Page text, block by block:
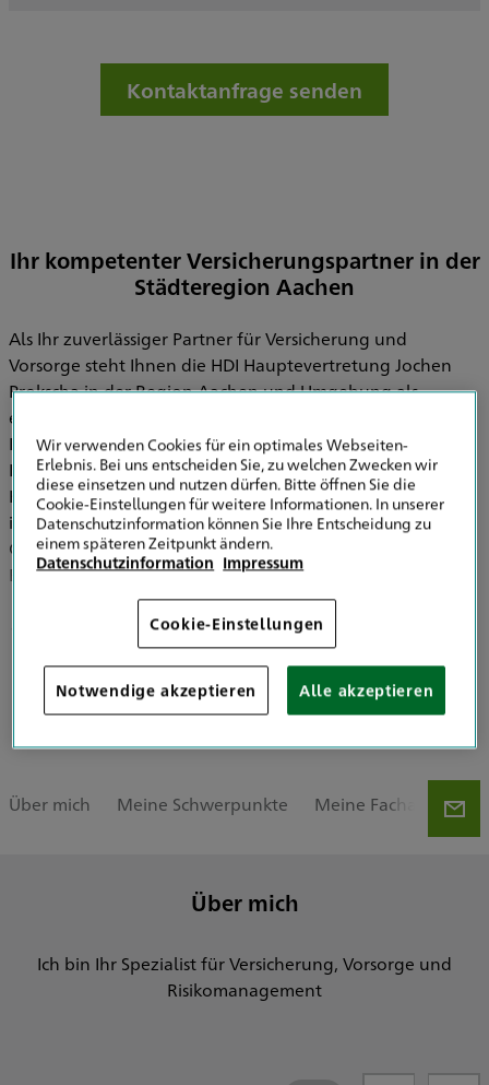
Kontaktanfrage senden
Ihr kompetenter Versicherungspartner in der
Städteregion Aachen
Als Ihr zuverlässiger Partner für Versicherung und
Vorsorge steht Ihnen die HDI Hauptevertretung Jochen
Prokscha in der Region Aachen und Umgebung als
erfahrener Versicherungsexperte zur Seite. Ich komme zu
Ihnen vor Ort, damit wir in einem persönlichen Gespräch
Ihren realen Versicherungsbedarf ermitteln. Meine
Kernkompetenz liegt im Bereich der Firmenversicherung
im Region Aachen. Hier biete ich Unternehmen jeder
Größe sowie Freiberuflern eine passgenaue Lösung zur
Existenzsicherung und Vorsorge.
Firmenkunden
Freie Berufe
BaufinanzierungMehr zeigen
Über mich Meine Schwerpunkte Meine Fachartikel
Über mich
Ich bin Ihr Spezialist für Versicherung, Vorsorge und
Risikomanagement
Wir verwenden Cookies für ein optimales Webseiten-
Erlebnis. Bei uns entscheiden Sie, zu welchen Zwecken wir
diese einsetzen und nutzen dürfen. Bitte öffnen Sie die
Cookie-Einstellungen für weitere Informationen. In unserer
Datenschutzinformation können Sie Ihre Entscheidung zu
einem späteren Zeitpunkt ändern.
Datenschutzinformation Impressum
Cookie-Einstellungen
Notwendige akzeptieren Alle akzeptieren